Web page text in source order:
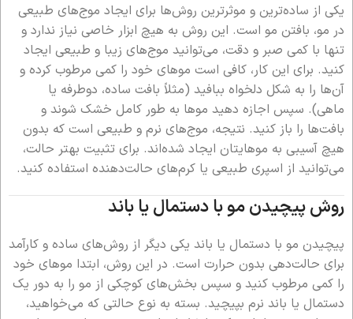
یکی از ساده‌ترین و موثرترین روش‌ها برای ایجاد موج‌های طبیعی
در مو، بافتن مو است. این روش به هیچ ابزار خاصی نیاز ندارد و
تنها با کمی صبر و دقت، می‌توانید موج‌های زیبا و طبیعی ایجاد
کنید. برای این کار، کافی است موهای خود را کمی مرطوب کرده و
آن‌ها را به شکل دلخواه ببافید (مثلاً بافت ساده، دوطرفه یا
ماهی). سپس اجازه دهید موها به طور کامل خشک شوند و
بافت‌ها را باز کنید. نتیجه، موج‌های نرم و طبیعی است که بدون
هیچ آسیبی به موهایتان ایجاد شده‌اند. برای تثبیت بهتر حالت،
می‌توانید از اسپری طبیعی یا کرم‌های حالت‌دهنده استفاده کنید.
روش پیچیدن مو با دستمال یا باند
پیچیدن مو با دستمال یا باند یکی دیگر از روش‌های ساده و کارآمد
برای حالت‌دهی بدون حرارت است. در این روش، ابتدا موهای خود
را کمی مرطوب کنید و سپس بخش‌های کوچکی از مو را به دور یک
دستمال یا باند نرم بپیچید. بسته به نوع حالتی که می‌خواهید،